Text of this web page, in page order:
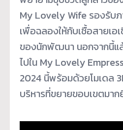
My Lovely Wife รองรับ
เพื่อฉลองให้กับเชื้อสายเอ
ของนักพัฒนา นอกจากนี้แ
ไปใน My Lovely
2024 นี้พร้อมด้วยโมเดล
บริหารที่ขยายขอบเขตมา